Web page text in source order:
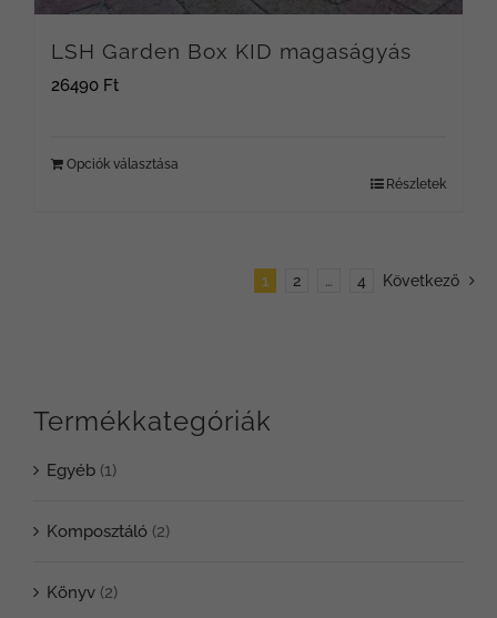
ki
LSH Garden Box KID magaságyás
26490 Ft
Opciók választása
Részletek
1 2 … 4 Következő
Termékkategóriák
Egyéb (1)
Komposztáló (2)
Könyv (2)